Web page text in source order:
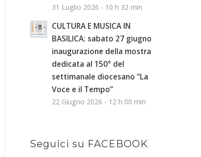
31 Luglio 2026 - 10 h 32 min
CULTURA E MUSICA IN
BASILICA: sabato 27 giugno
inaugurazione della mostra
dedicata al 150° del
settimanale diocesano “La
Voce e il Tempo”
22 Giugno 2026 - 12 h 00 min
Seguici su FACEBOOK